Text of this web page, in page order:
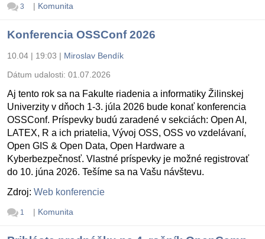
3 | Komunita
Konferencia OSSConf 2026
10.04 | 19:03 | Miroslav Bendík
Dátum udalosti: 01.07.2026
Aj tento rok sa na Fakulte riadenia a informatiky Žilinskej
Univerzity v dňoch 1-3. júla 2026 bude konať konferencia
OSSConf. Príspevky budú zaradené v sekciách: Open AI,
LATEX, R a ich priatelia, Vývoj OSS, OSS vo vzdelávaní,
Open GIS & Open Data, Open Hardware a
Kyberbezpečnosť. Vlastné príspevky je možné registrovať
do 10. júna 2026. Tešíme sa na Vašu návštevu.
Zdroj: Web konferencie
1 | Komunita